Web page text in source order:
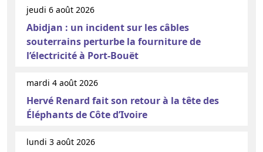
jeudi 6 août 2026
Abidjan : un incident sur les câbles
souterrains perturbe la fourniture de
l’électricité à Port-Bouët
mardi 4 août 2026
Hervé Renard fait son retour à la tête des
Éléphants de Côte d’Ivoire
lundi 3 août 2026